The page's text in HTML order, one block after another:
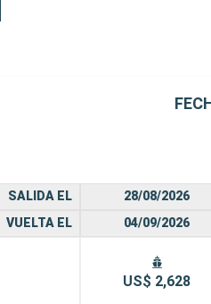
SALIDA EL
VUELTA EL
28/08/2026
04/09/2026
US$ 2,628